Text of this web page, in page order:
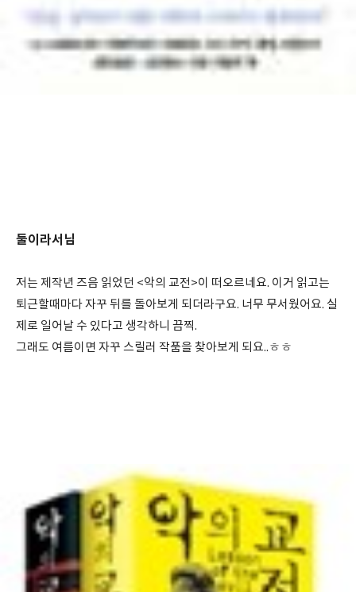
둘이라서님
저는 제작년 즈음 읽었던 <악의 교전>이 떠오르네요. 이거 읽고는
퇴근할때마다 자꾸 뒤를 돌아보게 되더라구요. 너무 무서웠어요. 실
제로 일어날 수 있다고 생각하니 끔찍.
그래도 여름이면 자꾸 스릴러 작품을 찾아보게 되요..ㅎㅎ